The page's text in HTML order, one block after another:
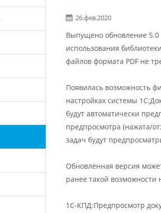
26.фев.2020
Выпущено обновление
использования
файлов формата PDF не
Появилась возможность
настройках системы
будут автоматически
предпросмотра (нажата/
задач будут
Обновлённая версия
ранее такой возможности
1С-КПД:Предпросмотр